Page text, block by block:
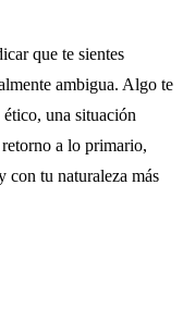
que te sientes
ambigua. Algo te
una situación
a lo primario,
con tu naturaleza más